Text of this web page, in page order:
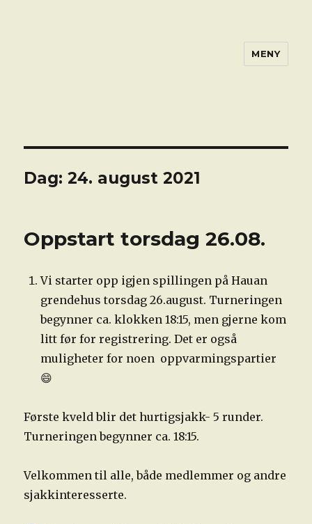
MENY
Dag:24. august 2021
Oppstart torsdag 26.08.
Vi starter opp igjen spillingen på Hauan
grendehus torsdag 26.august. Turneringen
begynner ca. klokken 18:15, men gjerne kom
litt før for registrering. Det er også
muligheter for noen oppvarmingspartier
😄
Første kveld blir det hurtigsjakk- 5 runder.
Turneringen begynner ca. 18:15.
Velkommen til alle, både medlemmer og andre
sjakkinteresserte.